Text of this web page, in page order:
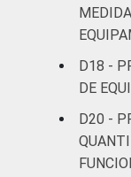
D18 -
DE
D20 -